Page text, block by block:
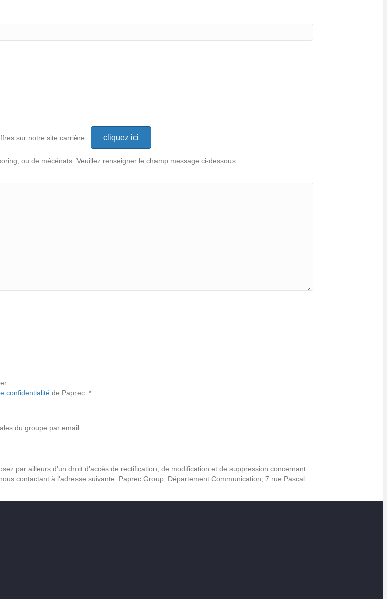
sur notre site carrière : cliquez ici
ou de mécénats. Veuillez renseigner le champ message ci-dessous
confidentialité de Paprec. *
du groupe par email.
par ailleurs d'un droit d’accès de rectification, de modification et de suppression concernant
contactant à l'adresse suivante: Paprec Group, Département Communication, 7 rue Pascal